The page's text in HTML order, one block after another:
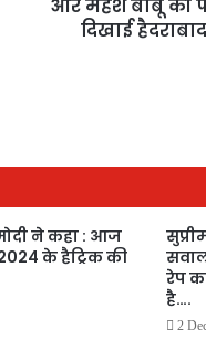
और महेश बाबू की
दिखाई
मोदी ने कहा : आज
के हैट्रिक की
रेप
है….
2